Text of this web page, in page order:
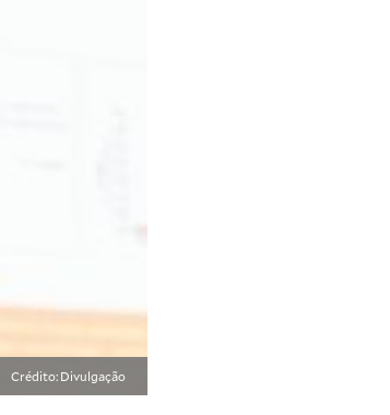
Crédito: Divulgação